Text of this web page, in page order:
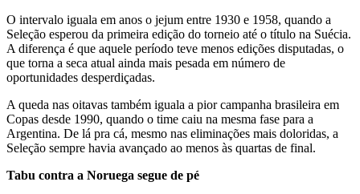
O intervalo iguala em anos o jejum entre 1930 e 1958, quando a
Seleção esperou da primeira edição do torneio até o título na Suécia.
A diferença é que aquele período teve menos edições disputadas, o
que torna a seca atual ainda mais pesada em número de
oportunidades desperdiçadas.
A queda nas oitavas também iguala a pior campanha brasileira em
Copas desde 1990, quando o time caiu na mesma fase para a
Argentina. De lá pra cá, mesmo nas eliminações mais doloridas, a
Seleção sempre havia avançado ao menos às quartas de final.
Tabu contra a Noruega segue de pé